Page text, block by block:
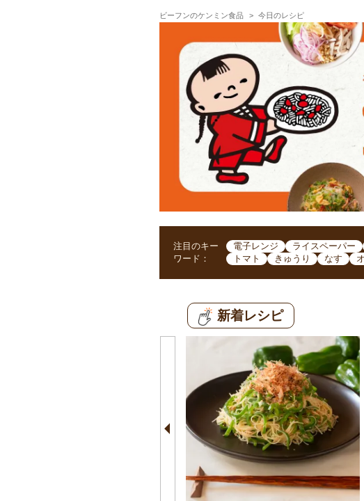
ビーフンのケンミン食品 今日のレシピ
注目のキー
ワード：
電子レンジ ライスペーパー
トマト
きゅうり なす
新着レシピ